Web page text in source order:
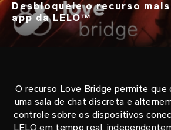
Desbloqueie o recurso mais
app da LELO™
O recurso Love Bridge permite que
uma sala de chat discreta e
controle sobre os dispositivos
LELO em tempo real,